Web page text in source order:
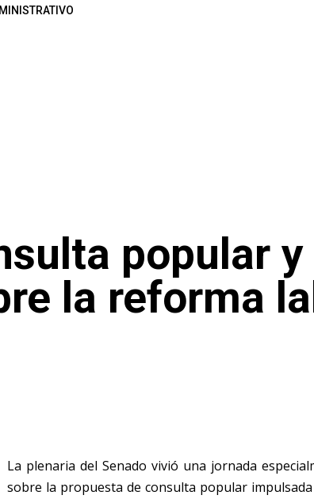
popular
la reforma
La plenaria del Senado vivió una jornada
sobre la propuesta de consulta popular